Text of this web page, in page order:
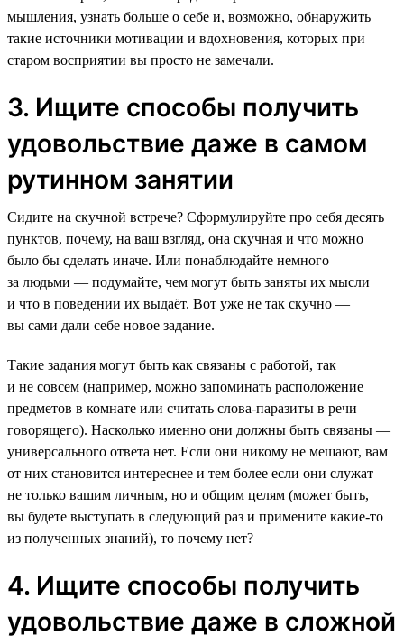
мышления, узнать больше о себе и, возможно, обнаружить
такие источники мотивации и вдохновения, которых при
старом восприятии вы просто не замечали.
3. Ищите способы получить
удовольствие даже в самом
рутинном занятии
Сидите на скучной встрече? Сформулируйте про себя десять
пунктов, почему, на ваш взгляд, она скучная и что можно
было бы сделать иначе. Или понаблюдайте немного
за людьми — подумайте, чем могут быть заняты их мысли
и что в поведении их выдаёт. Вот уже не так скучно —
вы сами дали себе новое задание.
Такие задания могут быть как связаны с работой, так
и не совсем (например, можно запоминать расположение
предметов в комнате или считать слова-паразиты в речи
говорящего). Насколько именно они должны быть связаны —
универсального ответа нет. Если они никому не мешают, вам
от них становится интереснее и тем более если они служат
не только вашим личным, но и общим целям (может быть,
вы будете выступать в следующий раз и примените какие-то
из полученных знаний), то почему нет?
4. Ищите способы получить
удовольствие даже в сложной